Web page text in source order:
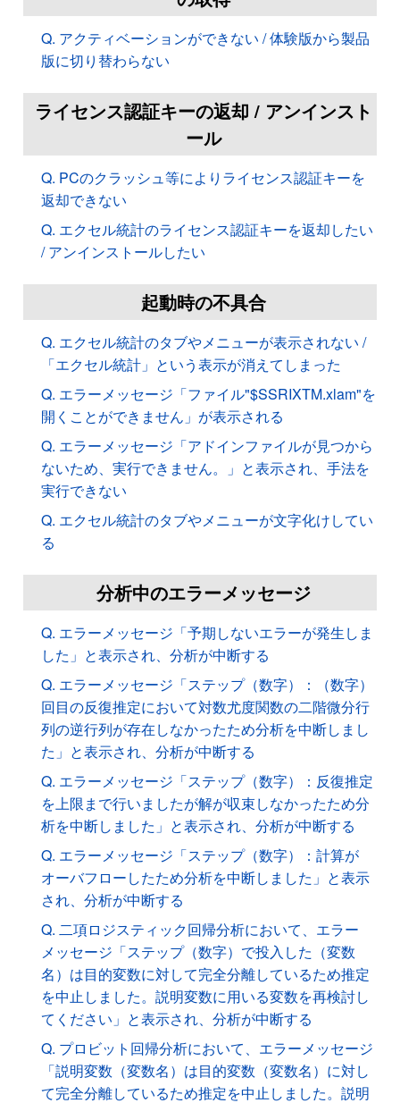
Q. アクティベーションができない / 体験版から製品
版に切り替わらない
ライセンス認証キーの返却 / アンインスト
ール
Q. PCのクラッシュ等によりライセンス認証キーを
返却できない
Q. エクセル統計のライセンス認証キーを返却したい
/ アンインストールしたい
起動時の不具合
Q. エクセル統計のタブやメニューが表示されない /
「エクセル統計」という表示が消えてしまった
Q. エラーメッセージ「ファイル"$SSRIXTM.xlam"を
開くことができません」が表示される
Q. エラーメッセージ「アドインファイルが見つから
ないため、実行できません。」と表示され、手法を
実行できない
Q. エクセル統計のタブやメニューが文字化けしてい
る
分析中のエラーメッセージ
Q. エラーメッセージ「予期しないエラーが発生しま
した」と表示され、分析が中断する
Q. エラーメッセージ「ステップ（数字）：（数字）
回目の反復推定において対数尤度関数の二階微分行
列の逆行列が存在しなかったため分析を中断しまし
た」と表示され、分析が中断する
Q. エラーメッセージ「ステップ（数字）：反復推定
を上限まで行いましたが解が収束しなかったため分
析を中断しました」と表示され、分析が中断する
Q. エラーメッセージ「ステップ（数字）：計算が
オーバフローしたため分析を中断しました」と表示
され、分析が中断する
Q. 二項ロジスティック回帰分析において、エラー
メッセージ「ステップ（数字）で投入した（変数
名）は目的変数に対して完全分離しているため推定
を中止しました。説明変数に用いる変数を再検討し
てください」と表示され、分析が中断する
Q. プロビット回帰分析において、エラーメッセージ
「説明変数（変数名）は目的変数（変数名）に対し
て完全分離しているため推定を中止しました。説明